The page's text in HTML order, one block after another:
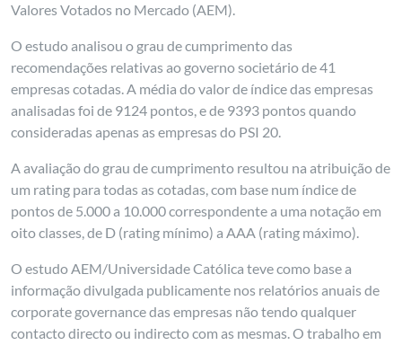
Valores Votados no Mercado (AEM).
O estudo analisou o grau de cumprimento das
recomendações relativas ao governo societário de 41
empresas cotadas. A média do valor de índice das empresas
analisadas foi de 9124 pontos, e de 9393 pontos quando
consideradas apenas as empresas do PSI 20.
A avaliação do grau de cumprimento resultou na atribuição de
um rating para todas as cotadas, com base num índice de
pontos de 5.000 a 10.000 correspondente a uma notação em
oito classes, de D (rating mínimo) a AAA (rating máximo).
O estudo AEM/Universidade Católica teve como base a
informação divulgada publicamente nos relatórios anuais de
corporate governance das empresas não tendo qualquer
contacto directo ou indirecto com as mesmas. O trabalho em